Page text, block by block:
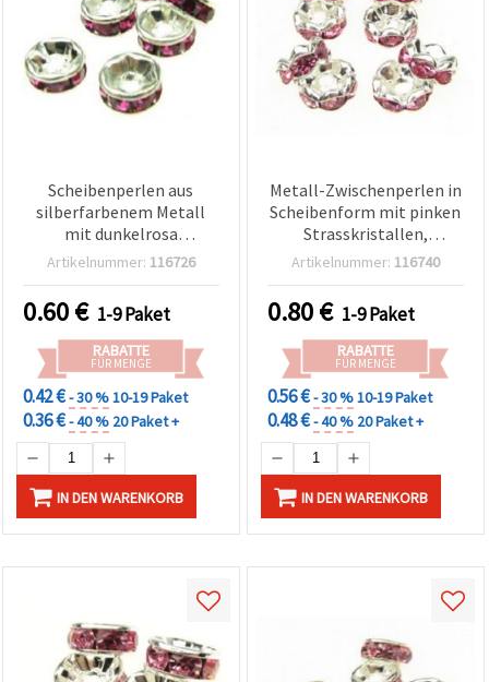
Scheibenperlen aus
silberfarbenem Metall
mit dunkelrosa
Kristallen, 6x3 mm, Loch
Artikelnummer: 116726
0.60€ 1-9 Paket
RABATTE
FÜR MENGE
0.42 €- 30 %10-19 Paket
0.36 €- 40 % 20 Paket +
IN DEN WARENKORB
Metall-Zwischenperlen in
Scheibenform mit pinken
Strasskristallen,
Zickzack-Design, weiß, 8 x
Qualität A – 10 Stück
Artikelnummer: 116740
0.80€ 1-9 Paket
RABATTE
FÜR MENGE
0.56 €- 30 %10-19 Paket
0.48 €- 40 % 20 Paket +
IN DEN WARENKORB